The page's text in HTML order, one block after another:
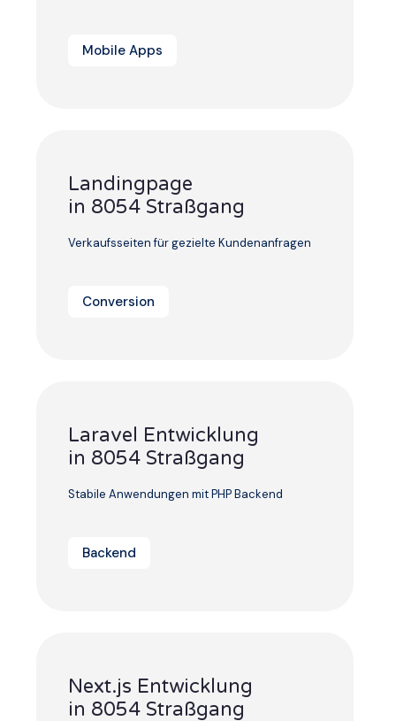
Mobile Apps
Landingpage
in 8054 Straßgang
Verkaufsseiten für gezielte Kundenanfragen
Conversion
Laravel Entwicklung
in 8054 Straßgang
Stabile Anwendungen mit PHP Backend
Backend
Next.js Entwicklung
in 8054 Straßgang